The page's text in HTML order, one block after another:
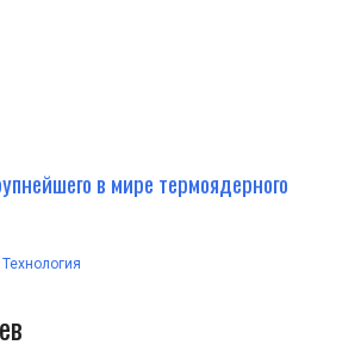
в мире термоядерного
Технология